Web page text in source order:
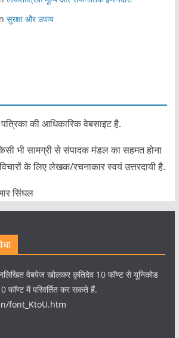
सुरक्षा और उपाय
की आधिकारिक वेबसाइट है.
भी सामग्री से संपादक मंडल का सहमत होना
के लिए लेखक/रचनाकार स्वयं उत्तरदायी है.
सिंघल
वेबपेज खोलकर कृतिदेव 10 फॉण्ट से यूनिकोड
फॉण्ट में परिवर्तित कर सकते हैं.
font_KtoU.htm